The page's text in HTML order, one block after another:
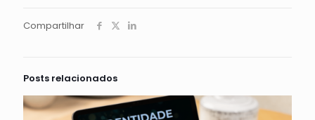
Compartilhar
Posts relacionados